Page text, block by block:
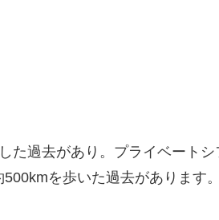
た過去があり。プライベートシ
を歩いた過去があります。